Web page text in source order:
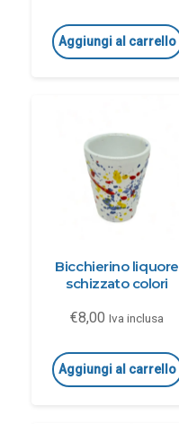
Aggiungi al carrello
Bicchierino liquore
schizzato colori
€8,00 Iva inclusa
Aggiungi al carrello